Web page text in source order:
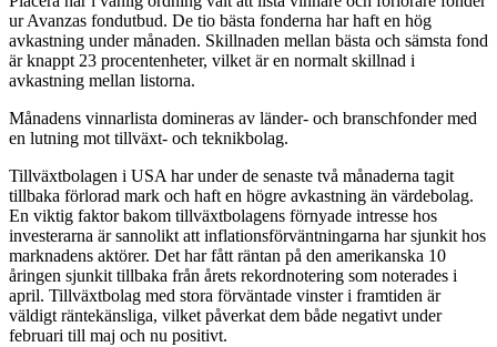
ur Avanzas fondutbud. De tio bästa fonderna har haft en hög
avkastning under månaden. Skillnaden mellan bästa och sämsta fond
är knappt 23 procentenheter, vilket är en normalt skillnad i
avkastning mellan listorna.
Månadens vinnarlista domineras av länder- och branschfonder med
en lutning mot tillväxt- och teknikbolag.
Tillväxtbolagen i USA har under de senaste två månaderna tagit
tillbaka förlorad mark och haft en högre avkastning än värdebolag.
En viktig faktor bakom tillväxtbolagens förnyade intresse hos
investerarna är sannolikt att inflationsförväntningarna har sjunkit hos
marknadens aktörer. Det har fått räntan på den amerikanska 10
åringen sjunkit tillbaka från årets rekordnotering som noterades i
april. Tillväxtbolag med stora förväntade vinster i framtiden är
väldigt räntekänsliga, vilket påverkat dem både negativt under
februari till maj och nu positivt.